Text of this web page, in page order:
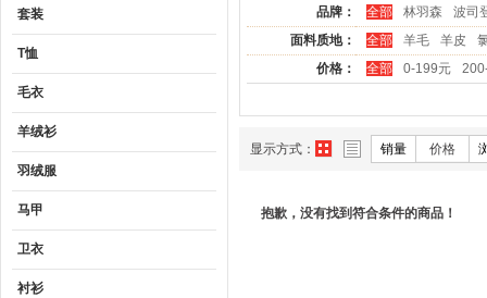
品牌： 全部 林羽森
波司
面料质地：
全部 羊毛 羊皮
价格：
全部 0-199元
显示方式： 销量 价格
抱歉，没有找到符合条件的商品！
套装
T恤
毛衣
羊绒衫
羽绒服
马甲
卫衣
衬衫